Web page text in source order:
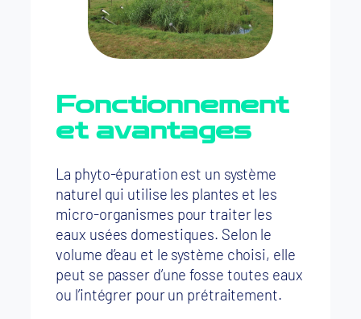
Fonctionnement
et avantages
La phyto-épuration est un système
naturel qui utilise les plantes et les
micro-organismes pour traiter les
eaux usées domestiques. Selon le
volume d’eau et le système choisi, elle
peut se passer d’une fosse toutes eaux
ou l’intégrer pour un prétraitement.